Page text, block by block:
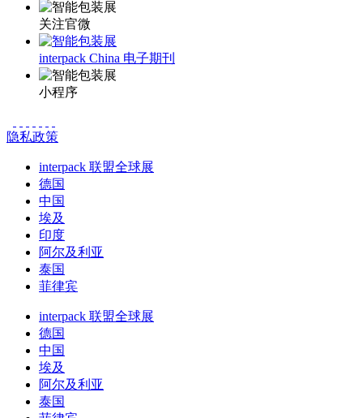
关注官微
interpack China 电子期刊
小程序
隐私政策
interpack 联盟全球展
德国
中国
埃及
印度
阿尔及利亚
泰国
菲律宾
interpack 联盟全球展
德国
中国
埃及
阿尔及利亚
泰国